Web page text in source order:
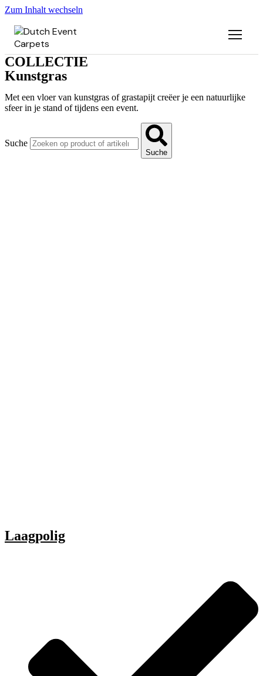
Zum Inhalt wechseln
COLLECTIE
Kunstgras
Met een vloer van kunstgras of grastapijt creëer je een natuurlijke
sfeer in je stand of tijdens een event.
Suche
Suche
Laagpolig